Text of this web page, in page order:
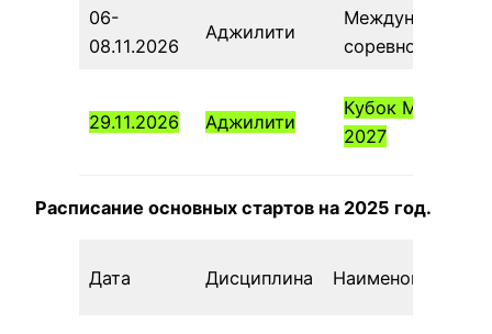
06-
08.11.2026
Аджилити
Международные
соревнования
29.11.2026 Аджилити
Кубок Москвы
2027
Расписание основных стартов на 2025 год.
Дата Дисциплина Наименование